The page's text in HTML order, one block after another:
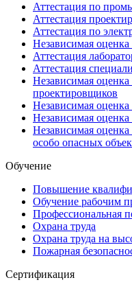
Аттестация по
Аттестация
Аттестация по
Независимая
Аттестация
Аттестация
Независимая
проектировщиков
Независимая
Независимая
Независимая
особо опасных
Обучение
Повышение
Обучение рабочим
Профессиональная
Охрана труда
Охрана труда на
Пожарная
Сертификация